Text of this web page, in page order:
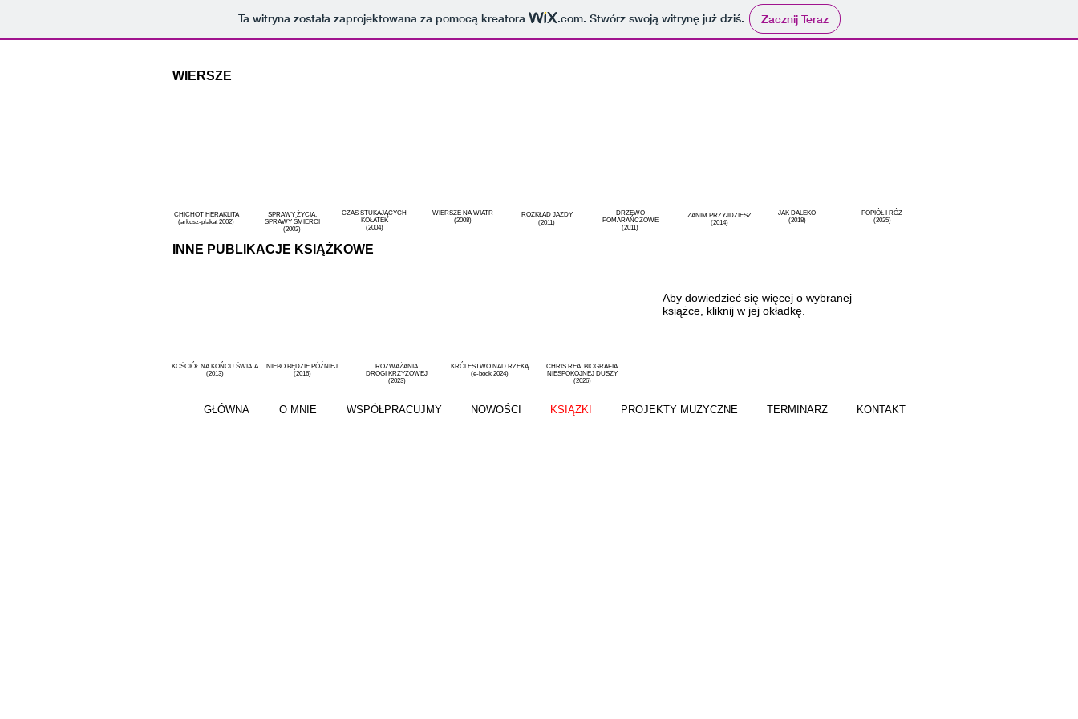
Ta witryna została zaprojektowana za pomocą kreatora .com. Stwórz swoją witrynę już dziś. Zacznij Teraz
WIERSZE
WIERSZE NA WIATR
(2008)
SPRAWY ŻYCIA,
SPRAWY ŚMIERCI
(2002)
CZAS STUKAJĄCYCH
KOŁATEK
(2004)
ROZKŁAD JAZDY
(2011)
DRZEWO
POMARAŃCZOWE
(2011)
ZANIM PRZYJDZIESZ
(2014)
JAK DALEKO
(2018)
CHICHOT HERAKLITA
(arkusz-plakat 2002)
Aby dowiedzieć się więcej o wybranej
książce, kliknij w jej okładkę.
KOŚCIÓŁ NA KOŃCU ŚWIATA
(2013)
NIEBO BĘDZIE PÓŹNIEJ
(2016)
INNE PUBLIKACJE KSIĄŻKOWE
ROZWAŻANIA
DROGI KRZYŻOWEJ
(2023)
KRÓLESTWO NAD RZEKĄ
(e-book 2024)
CHRIS REA. BIOGRAFIA
NIESPOKOJNEJ DUSZY
(2026)
POPIÓŁ I RÓŻ
(2025)
GŁÓWNA O MNIE WSPÓŁPRACUJMY NOWOŚCI KSIĄŻKI PROJEKTY MUZYCZNE TERMINARZ KONTAKT